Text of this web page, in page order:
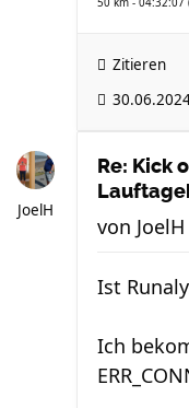
50 km - 04:32:07
Zitieren
JoelH
Re: Kick
von JoelH
Ist
Ich